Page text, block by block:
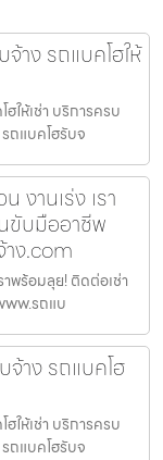
าง รถแบคโฮให้
ให้เช่า บริการครบ
ถแบคโฮรับจ
งานเร่ง เรา
ขับมืออาชีพ
ง.com
พร้อมลุย! ติดต่อเช่า
รถแบ
าง รถแบคโฮ
ให้เช่า บริการครบ
ถแบคโฮรับจ